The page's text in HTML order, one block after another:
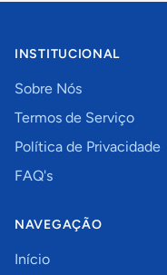
INSTITUCIONAL
Sobre Nós
Termos de Serviço
Política de Privacidade
FAQ's
NAVEGAÇÃO
Início